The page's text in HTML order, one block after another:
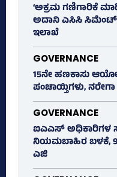
‘ಅಕ್ರಮ ಗಣಿಗಾರಿಕೆ
ಅದಾನಿ ಎಸಿಸಿ ಸಿಮೆಂಟ್
ಇಲಾಖೆ
GOVERNANCE
15ನೇ ಹಣಕಾಸು
ಪಂಚಾಯ್ತಿಗಳು,
GOVERNANCE
ಐಎಎಸ್‌ ಅಧಿಕಾರಿಗಳ
ನಿಯಮಬಾಹಿರ ಬಳಕೆ,
ಎಜಿ